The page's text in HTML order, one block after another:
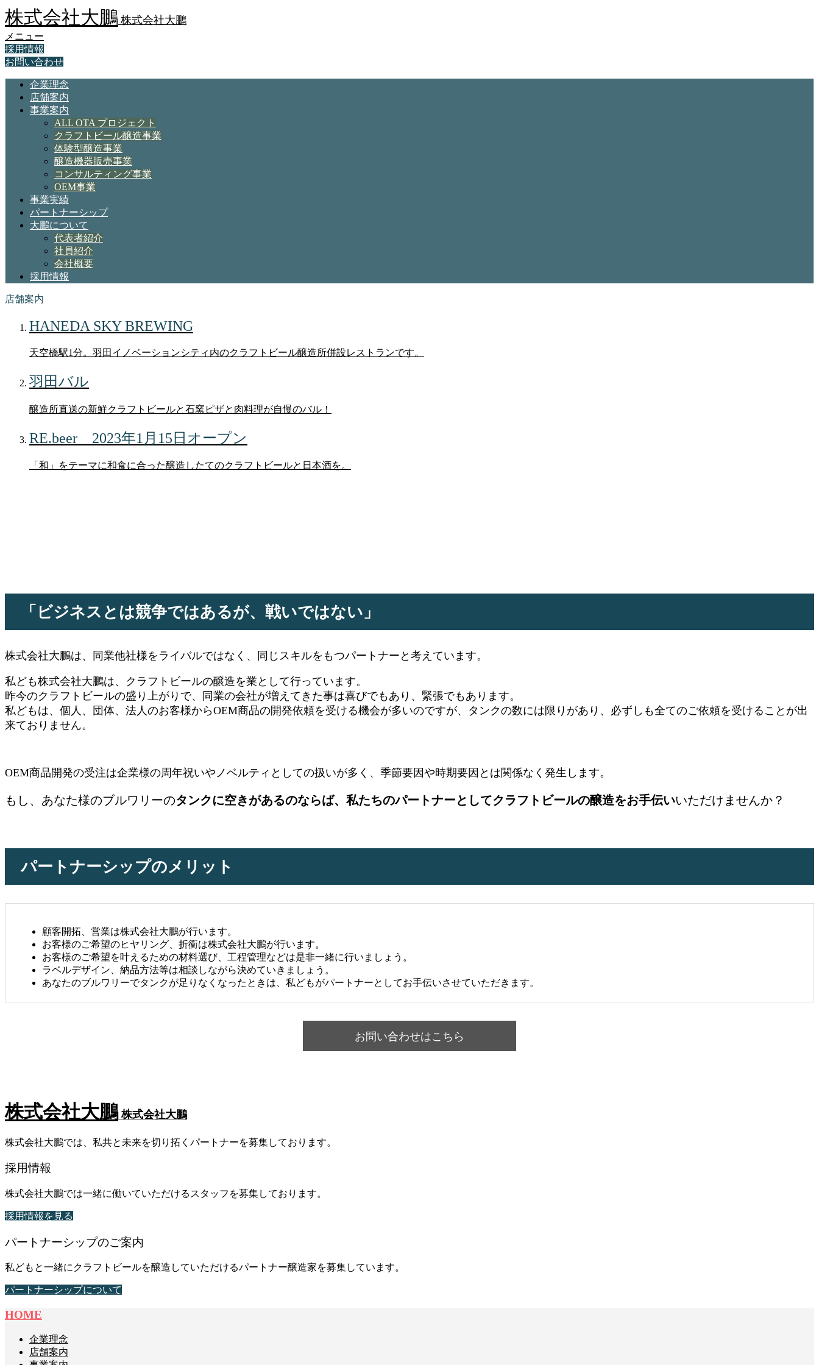
株式会社大鵬 株式会社大鵬
メニュー
採用情報
お問い合わせ
企業理念
店舗案内
事業案内
ALL OTA プロジェクト
クラフトビール醸造事業
体験型醸造事業
醸造機器販売事業
コンサルティング事業
OEM事業
事業実績
パートナーシップ
大鵬について
代表者紹介
社員紹介
会社概要
採用情報
店舗案内
HANEDA SKY BREWING
天空橋駅1分。羽田イノベーションシティ内のクラフトビール醸造所併設レストランです。
羽田バル
醸造所直送の新鮮クラフトビールと石窯ピザと肉料理が自慢のバル！
RE.beer 2023年1月15日オープン
「和」をテーマに和食に合った醸造したてのクラフトビールと日本酒を。
「ビジネスとは競争ではあるが、戦いではない」
株式会社大鵬は、同業他社様をライバルではなく、同じスキルをもつパートナーと考えています。
私ども株式会社大鵬は、クラフトビールの醸造を業として行っています。
昨今のクラフトビールの盛り上がりで、同業の会社が増えてきた事は喜びでもあり、緊張でもあります。
私どもは、個人、団体、法人のお客様からOEM商品の開発依頼を受ける機会が多いのですが、タンクの数には限りがあり、必ずしも全てのご依頼を受けることが出
来ておりません。
OEM商品開発の受注は企業様の周年祝いやノベルティとしての扱いが多く、季節要因や時期要因とは関係なく発生します。
もし、あなた様のブルワリーのタンクに空きがあるのならば、私たちのパートナーとしてクラフトビールの醸造をお手伝いいただけませんか？
パートナーシップのメリット
顧客開拓、営業は株式会社大鵬が行います。
お客様のご希望のヒヤリング、折衝は株式会社大鵬が行います。
お客様のご希望を叶えるための材料選び、工程管理などは是非一緒に行いましょう。
ラベルデザイン、納品方法等は相談しながら決めていきましょう。
あなたのブルワリーでタンクが足りなくなったときは、私どもがパートナーとしてお手伝いさせていただきます。
お問い合わせはこちら
株式会社大鵬 株式会社大鵬
株式会社大鵬では、私共と未来を切り拓くパートナーを募集しております。
採用情報
株式会社大鵬では一緒に働いていただけるスタッフを募集しております。
採用情報を見る
パートナーシップのご案内
私どもと一緒にクラフトビールを醸造していただけるパートナー醸造家を募集しています。
パートナーシップについて
HOME
企業理念
店舗案内